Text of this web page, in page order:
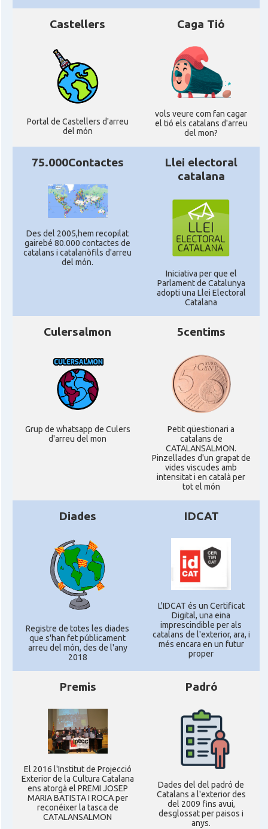
Castellers
Portal de Castellers d'arreu
del món
Caga Tió
vols veure com fan cagar
el tió els catalans d'arreu
del mon?
75.000Contactes
Des del 2005,hem recopilat
gairebé 80.000 contactes de
catalans i catalanòfils d'arreu
del món.
Llei electoral
catalana
Iniciativa per que el
Parlament de Catalunya
adopti una Llei Electoral
Catalana
Culersalmon
Grup de whatsapp de Culers
d'arreu del mon
5centims
Petit qüestionari a
catalans de
CATALANSALMON.
Pinzellades d'un grapat de
vides viscudes amb
intensitat i en català per
tot el món
Diades
Registre de totes les diades
que s'han fet públicament
arreu del món, des de l'any
2018
IDCAT
L'IDCAT és un Certificat
Digital, una eina
imprescindible per als
catalans de l'exterior, ara, i
més encara en un futur
proper
Premis
El 2016 l'Institut de Projecció
Exterior de la Cultura Catalana
ens atorgà el PREMI JOSEP
MARIA BATISTA I ROCA per
reconéixer la tasca de
CATALANSALMON
Padró
Dades del del padró de
Catalans a l'exterior des
del 2009 fins avui,
desglossat per paisos i
anys.